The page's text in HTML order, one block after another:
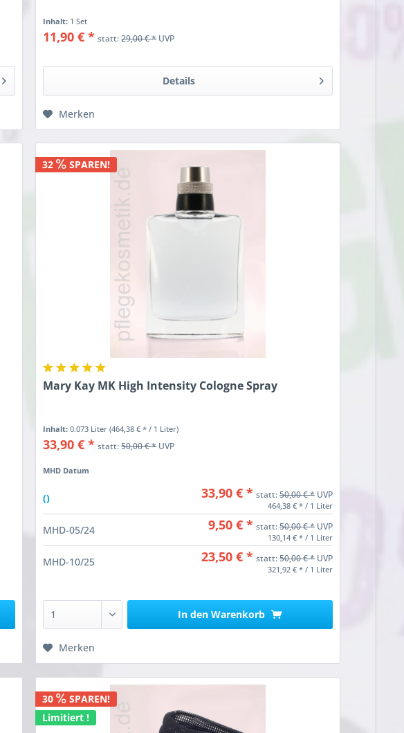
Inhalt: 1 Set
11,90 € * statt:29,00 € *UVP
Details
Merken
32 SPAREN!
Mary Kay MK High Intensity Cologne Spray
Inhalt:0.073 Liter(464,38 € * / 1 Liter)
33,90 € * statt:50,00 € *UVP
MHD Datum
() 33,90 € * statt:50,00 € * UVP
464,38 € * / 1 Liter
MHD-05/24 9,50 € * statt:50,00 € * UVP
130,14 € * / 1 Liter
MHD-10/25 23,50 € * statt:50,00 € * UVP
321,92 € * / 1 Liter
In den Warenkorb
Merken
30
SPAREN!
Limitiert !